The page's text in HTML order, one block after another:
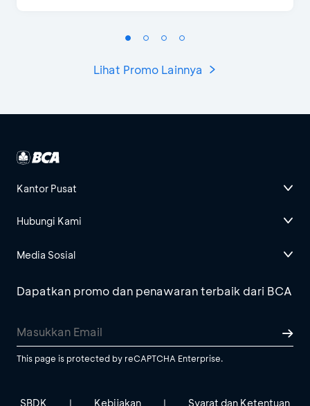
Lihat Promo Lainnya
Kantor Pusat
Hubungi Kami
Media Sosial
Dapatkan promo dan penawaran terbaik dari BCA
This page is protected by reCAPTCHA Enterprise.
SBDK | Kebijakan | Syarat dan Ketentuan